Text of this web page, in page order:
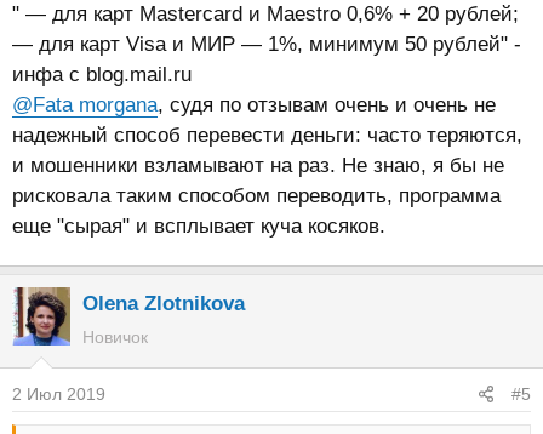
" — для карт Mastercard и Maestro 0,6% + 20 рублей;
— для карт Visa и МИР — 1%, минимум 50 рублей" -
инфа с blog.mail.ru
@Fata morgana, судя по отзывам очень и очень не
надежный способ перевести деньги: часто теряются,
и мошенники взламывают на раз. Не знаю, я бы не
рисковала таким способом переводить, программа
еще "сырая" и всплывает куча косяков.
Olena Zlotnikova
Новичок
2 Июл 2019 #5